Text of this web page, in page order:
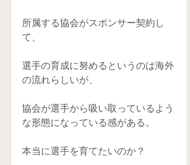
所属する協会がスポンサー契約し
て、
選手の育成に努めるというのは海外
の流れらしいが、
協会が選手から吸い取っているよう
な形態になっている感がある。
本当に選手を育てたいのか？